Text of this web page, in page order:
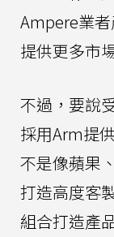
Ampere業
提供更多市
不過，要說
採用Arm提
不是像蘋果
打造高度客
組合打造產